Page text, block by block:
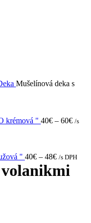
Mušelínová deka s
krémová " 40€ – 60€ /s
" 40€ – 48€ /s DPH
volanikmi